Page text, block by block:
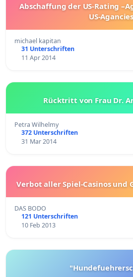
Abschaffung der US-Rating
US-Agancies
michael kapitan
31 Unterschriften
11 Apr 2014
Rücktritt von Frau Dr.
Petra Wilhelmy
372 Unterschriften
31 Mar 2014
Verbot aller Spiel-Casinos und
DAS BODO
121 Unterschriften
10 Feb 2013